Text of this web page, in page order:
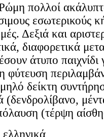
πολλοί
εσωτερικούς
Δεξιά και
διαφορετικά
άτυπο παιχνίδι
φύτευση
δείκτη
(τέρψη